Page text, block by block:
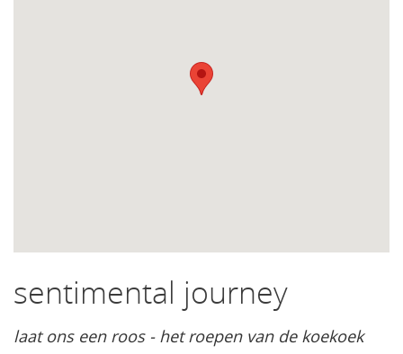
sentimental journey
laat ons een roos - het roepen van de koekoek